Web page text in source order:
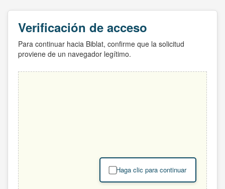
Verificación de acceso
Para continuar hacia Biblat, confirme que la solicitud
proviene de un navegador legítimo.
Haga clic para continuar